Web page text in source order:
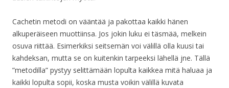
Cachetin metodi on vääntää ja pakottaa kaikki hänen
alkuperäiseen muottiinsa. Jos jokin luku ei täsmää, melkein
osuva riittää. Esimerkiksi seitsemän voi välillä olla kuusi tai
kahdeksan, mutta se on kuitenkin tarpeeksi lähellä jne. Tällä
”metodilla” pystyy selittämään lopulta kaikkea mitä haluaa ja
kaikki lopulta sopii, koska musta voikin välillä kuvata